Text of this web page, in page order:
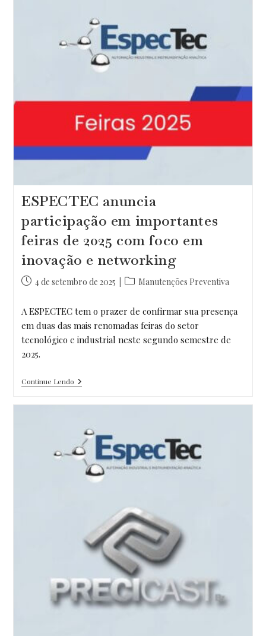
ESPECTEC anuncia
participação em importantes
feiras de 2025 com foco em
inovação e networking
Post4 de setembro de 2025
Categoria
post:
Manutenções Preventiva
A ESPECTEC tem o prazer de confirmar sua presença
em duas das mais renomadas feiras do setor
tecnológico e industrial neste segundo semestre de
2025.
Continue LendoESPECTEC
Anuncia
Feiras
2025
Com
Foco
Em
Inovação